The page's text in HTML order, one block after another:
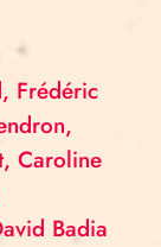
Frédéric
Caroline
Badia